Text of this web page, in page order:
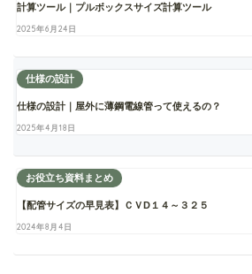
計算ツール｜プルボックスサイズ計算ツール
2025年6月24日
仕様の設計
仕様の設計｜屋外に薄鋼電線管って使えるの？
2025年4月18日
お役立ち資料まとめ
【配管サイズの早見表】ＣＶD１４～３２５
2024年8月4日